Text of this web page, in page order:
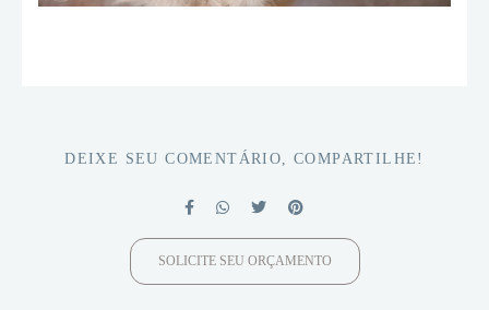
DEIXE SEU COMENTÁRIO, COMPARTILHE!
SOLICITE SEU ORÇAMENTO